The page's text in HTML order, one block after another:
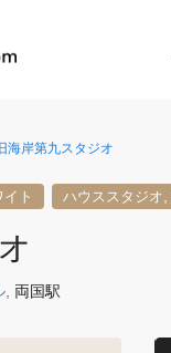
旧海岸第九スタジオ
ト ハウススタジオ
両国駅